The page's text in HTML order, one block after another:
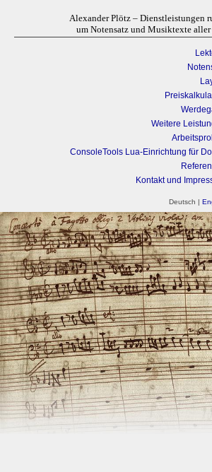
Alexander Plötz – Dienstleistungen
um Notensatz und Musiktexte
Weitere
ConsoleTools Lua-Einrichtung für
Kontakt und
Deutsch |